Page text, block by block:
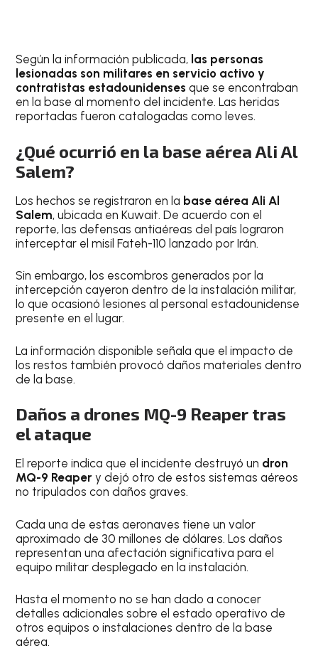
Según la información publicada, las personas
lesionadas son militares en servicio activo y
contratistas estadounidenses que se encontraban
en la base al momento del incidente. Las heridas
reportadas fueron catalogadas como leves.
¿Qué ocurrió en la base aérea Ali Al
Salem?
Los hechos se registraron en la base aérea Ali Al
Salem, ubicada en Kuwait. De acuerdo con el
reporte, las defensas antiaéreas del país lograron
interceptar el misil Fateh-110 lanzado por Irán.
Sin embargo, los escombros generados por la
intercepción cayeron dentro de la instalación militar,
lo que ocasionó lesiones al personal estadounidense
presente en el lugar.
La información disponible señala que el impacto de
los restos también provocó daños materiales dentro
de la base.
Daños a drones MQ-9 Reaper tras
el ataque
El reporte indica que el incidente destruyó un dron
MQ-9 Reaper y dejó otro de estos sistemas aéreos
no tripulados con daños graves.
Cada una de estas aeronaves tiene un valor
aproximado de 30 millones de dólares. Los daños
representan una afectación significativa para el
equipo militar desplegado en la instalación.
Hasta el momento no se han dado a conocer
detalles adicionales sobre el estado operativo de
otros equipos o instalaciones dentro de la base
aérea.